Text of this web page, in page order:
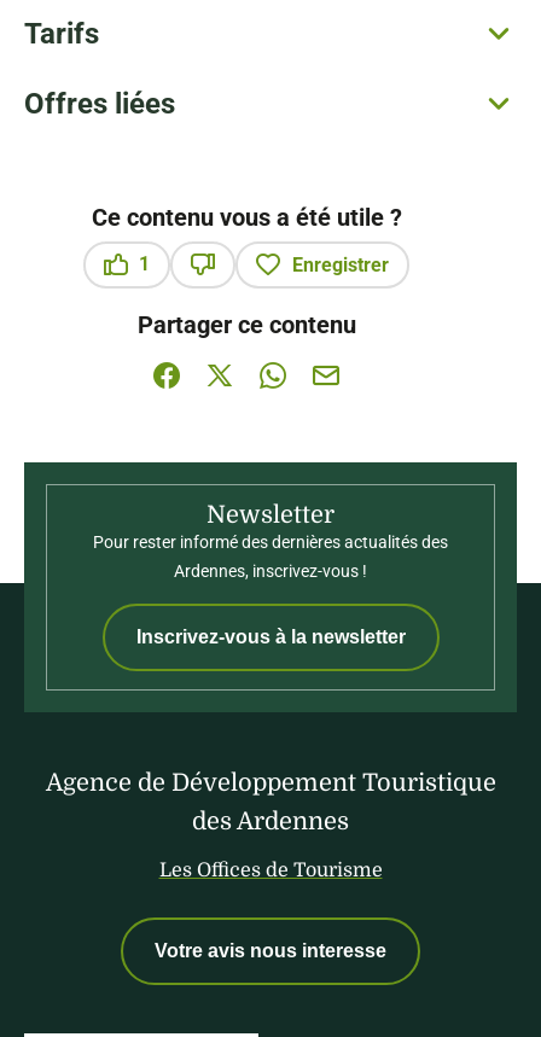
Tarifs
Offres liées
Ce contenu vous a été utile ?
1
Enregistrer
Partager ce contenu
Partager sur Facebook (nouvelle fenêtre)
Partager sur X / Twitter (nouvelle
Partager sur WhatsApp
Partager par mail
Newsletter
Pour rester informé des dernières actualités des
Ardennes, inscrivez-vous !
Inscrivez-vous à la newsletter
Agence de Développement Touristique
des Ardennes
Les Offices de Tourisme
Votre avis nous interesse